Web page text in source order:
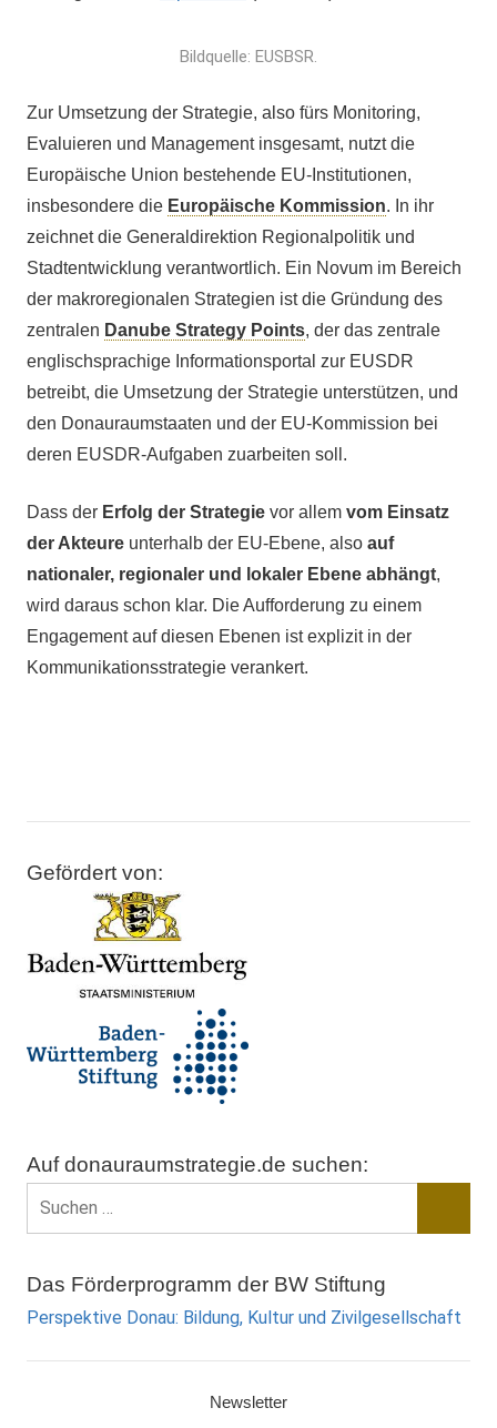
Bildquelle: EUSBSR.
Zur Umsetzung der Strategie, also fürs Monitoring,
Evaluieren und Management insgesamt, nutzt die
Europäische Union bestehende EU-Institutionen,
insbesondere die Europäische Kommission. In ihr
zeichnet die Generaldirektion Regionalpolitik und
Stadtentwicklung verantwortlich. Ein Novum im Bereich
der makroregionalen Strategien ist die Gründung des
zentralen Danube Strategy Points, der das zentrale
englischsprachige Informationsportal zur EUSDR
betreibt, die Umsetzung der Strategie unterstützen, und
den Donauraumstaaten und der EU-Kommission bei
deren EUSDR-Aufgaben zuarbeiten soll.
Dass der Erfolg der Strategie vor allem vom Einsatz
der Akteure unterhalb der EU-Ebene, also auf
nationaler, regionaler und lokaler Ebene abhängt,
wird daraus schon klar. Die Aufforderung zu einem
Engagement auf diesen Ebenen ist explizit in der
Kommunikationsstrategie verankert.
Gefördert von:
Auf donauraumstrategie.de suchen:
Suchen
nach:
Das Förderprogramm der BW Stiftung
Perspektive Donau: Bildung, Kultur und Zivilgesellschaft
Newsletter